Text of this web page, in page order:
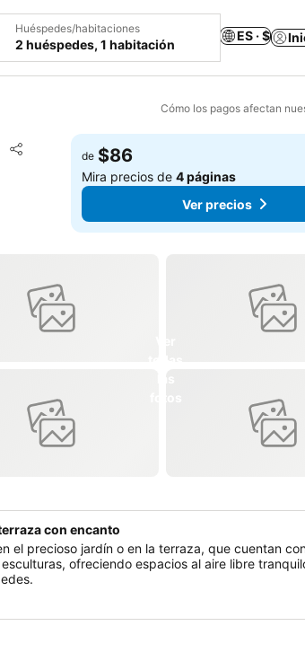
Huéspedes/habitaciones
2 huéspedes, 1 habitación
ES · $
Cómo los pagos afectan
Compartir
Agregar a favoritos
de $86
Mira precios de4 páginas
Ver precios
con encanto
el precioso jardín o en la terraza, que cuentan
ofreciendo espacios al aire libre